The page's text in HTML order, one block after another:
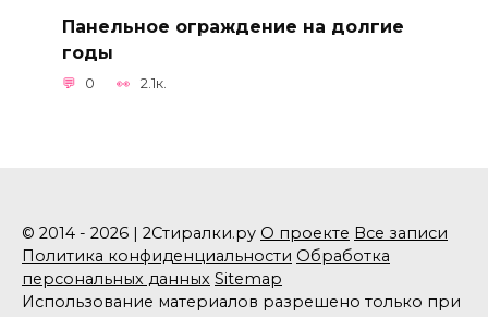
Панельное ограждение на долгие
годы
0 2.1к.
© 2014 - 2026 | 2Стиралки.ру О проекте Все записи
Политика конфиденциальности Обработка
персональных данных Sitemap
Использование материалов разрешено только при